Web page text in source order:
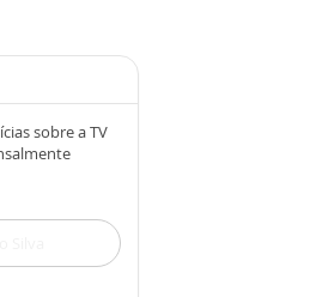
sobre a TV